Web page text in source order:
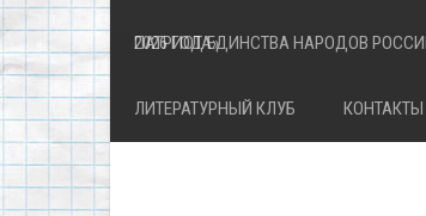
ПАТРИОТА»
2026 ГОД ЕДИНСТВА НАРОДОВ
ЛИТЕРАТУРНЫЙ КЛУБ КОНТАКТЫ